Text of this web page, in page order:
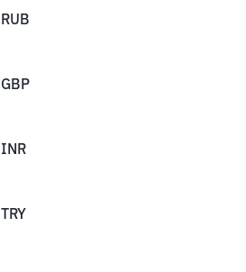
RUB
GBP
INR
TRY